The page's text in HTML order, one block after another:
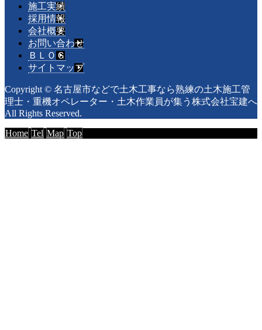
施工実績
採用情報
会社概要
お問い合わせ
ＢＬＯＧ
サイトマップ
Copyright © 名古屋市などで土木工事なら熟練の土木施工管
理士・重機オペレーター・土木作業員が集う株式会社宝建へ
All Rights Reserved.
Home Tel Map Top